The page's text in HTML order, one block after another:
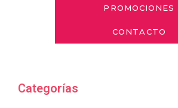
PROMOCIONES
CONTACTO
Categorías